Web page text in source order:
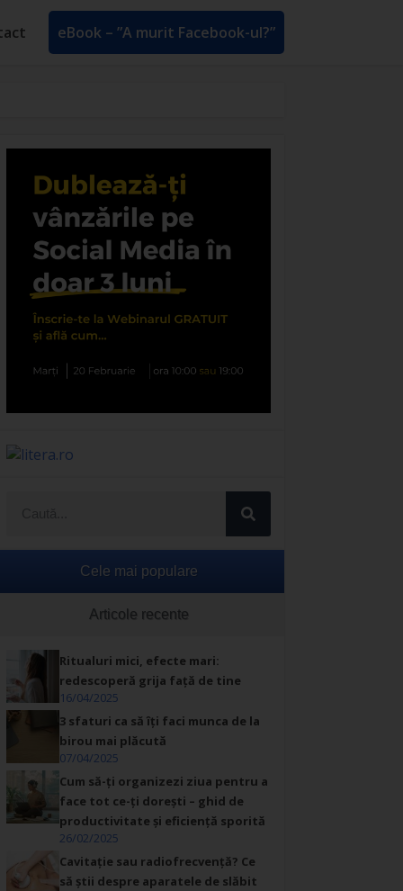
eBook – ”A murit Facebook-ul?”
Cele mai populare
Articole recente
Ritualuri mici, efecte mari:
redescoperă grija față de tine
16/04/2025
3 sfaturi ca să îți faci munca de la
birou mai plăcută
07/04/2025
Cum să-ți organizezi ziua pentru a
face tot ce-ți dorești – ghid de
productivitate și eficiență sporită
26/02/2025
Cavitație sau radiofrecvență? Ce
să știi despre aparatele de slăbit